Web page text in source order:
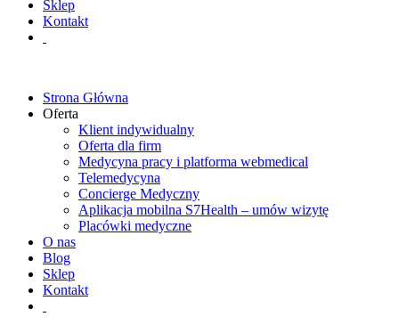
Sklep
Kontakt
Strona Główna
Oferta
Klient indywidualny
Oferta dla firm
Medycyna pracy i platforma webmedical
Telemedycyna
Concierge Medyczny
Aplikacja mobilna S7Health – umów wizytę
Placówki medyczne
O nas
Blog
Sklep
Kontakt